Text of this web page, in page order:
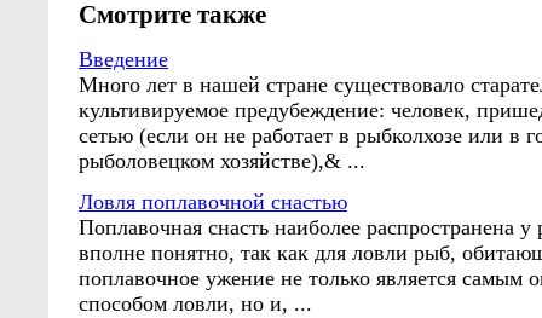
Смотрите также
Введение
Много лет в нашей стране существовало
культивируемое предубеждение: человек,
сетью (если он не работает в рыбколхозе или в
рыболовецком хозяйстве),& ...
Ловля поплавочной снастью
Поплавочная снасть наиболее распространена
вполне понятно, так как для ловли рыб,
поплавочное ужение не только является самым
способом ловли, но и, ...